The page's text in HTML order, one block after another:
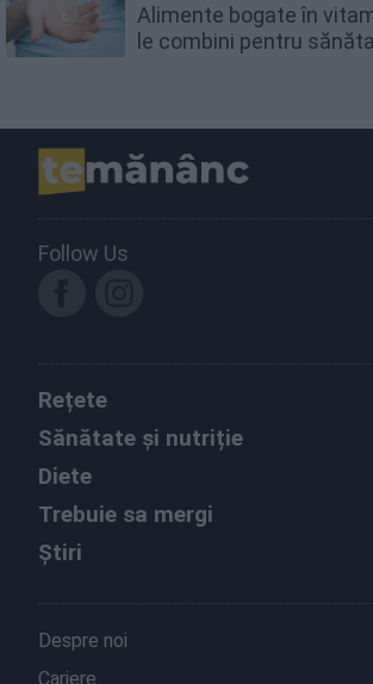
Alimente bogate în
le combini pentru
Follow Us
Rețete
Sănătate și nutriție
Diete
Trebuie sa mergi
Știri
Despre noi
Cariere